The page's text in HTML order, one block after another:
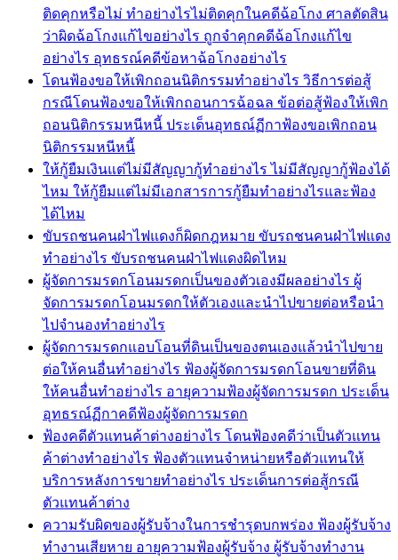
ติดคุกหรือไม่ ทำอย่างไรไม่ติดคุกในคดีฉ้อโกง ศาลตัดสิน
ว่าผิดฉ้อโกงแก้ไขอย่างไร ถูกจำคุกคดีฉ้อโกงแก้ไข
อย่างไร อุทธรณ์คดีข้อหาฉ้อโกงอย่างไร
โดนฟ้องขอให้เพิกถอนนิติกรรมทำอย่างไร วิธีการต่อสู้
กรณีโดนฟ้องขอให้เพิกถอนการฉ้อฉล ข้อต่อสู้ฟ้องให้เพิก
ถอนนิติกรรมหนีหนี้ ประเด็นอุทธณ์ฏีกาฟ้องขอเพิกถอน
นิติกรรมหนีหนี้
ให้กู้ยืมเงินแต่ไม่มีสัญญากู้ทำอย่างไร ไม่มีสัญญากู้ฟ้องได้
ไหม ให้กู้ยืมแต่ไม่มีเอกสารการกู้ยืมทำอย่างไรและฟ้อง
ได้ไหม
ขับรถชนคนฝ่าไฟแดงก็ผิดกฎหมาย ขับรถชนคนฝ่าไฟแดง
ทำอย่างไร ขับรถชนคนฝ่าไฟแดงผิดไหม
ผู้จัดการมรดกโอนมรดกเป็นของตัวเองมีผลอย่างไร ผู้
จัดการมรดกโอนมรดกให้ตัวเองและนำไปขายต่อหรือนำ
ไปจำนองทำอย่างไร
ผู้จัดการมรดกแอบโอนที่ดินเป็นของตนเองแล้วนำไปขาย
ต่อให้คนอื่นทำอย่างไร ฟ้องผู้จัดการมรดกโอนขายที่ดิน
ให้คนอื่นทำอย่างไร อายุความฟ้องผู้จัดการมรดก ประเด็น
อุทธรณ์ฏีกาคดีฟ้องผู้จัดการมรดก
ฟ้องคดีตัวแทนค้าต่างอย่างไร โดนฟ้องคดีว่าเป็นตัวแทน
ค้าต่างทำอย่างไร ฟ้องตัวแทนจำหน่ายหรือตัวแทนให้
บริการหลังการขายทำอย่างไร ประเด็นการต่อสู้กรณี
ตัวแทนค้าต่าง
ความรับผิดของผู้รับจ้างในการชำรุดบกพร่อง ฟ้องผู้รับจ้าง
ทำงานเสียหาย อายุความฟ้องผู้รับจ้าง ผู้รับจ้างทำงาน